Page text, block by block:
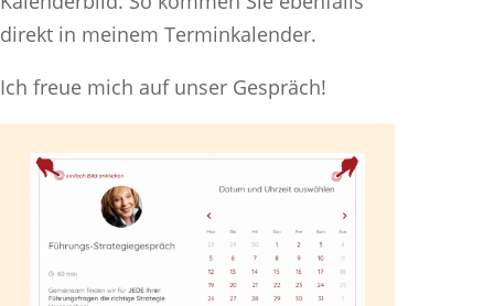
direkt in meinem Terminkalender.
Ich freue mich auf unser Gespräch!